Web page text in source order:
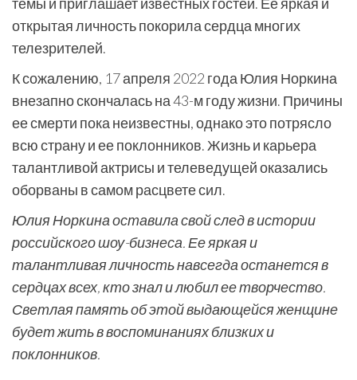
открытая личность покорила сердца многих
телезрителей.
К сожалению, 17 апреля 2022 года Юлия Норкина
внезапно скончалась на 43-м году жизни. Причины
ее смерти пока неизвестны, однако это потрясло
всю страну и ее поклонников. Жизнь и карьера
талантливой актрисы и телеведущей оказались
оборваны в самом расцвете сил.
Юлия Норкина оставила свой след в истории
российского шоу-бизнеса. Ее яркая и
талантливая личность навсегда останется в
сердцах всех, кто знал и любил ее творчество.
Светлая память об этой выдающейся женщине
будет жить в воспоминаниях близких и
поклонников.